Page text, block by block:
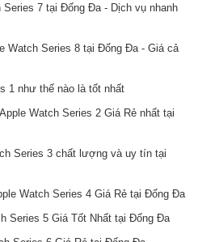
7 tại Đống Đa - Dịch vụ nhanh
Watch Series 8 tại Đống Đa - Giá cả
1 như thế nào là tốt nhất
Watch Series 2 Giá Rẻ nhất tại
Series 3 chất lượng và uy tín tại
Watch Series 4 Giá Rẻ tại Đống Đa
Series 5 Giá Tốt Nhất tại Đống Đa